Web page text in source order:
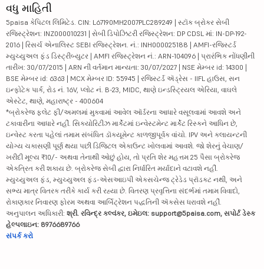
વધુ માહિતી
5paisa કેપિટલ લિમિટેડ. CIN: L67190MH2007PLC289249 | સ્ટૉક બ્રોકર સેબી
રજિસ્ટ્રેશન: INZ000010231 | સેબી ડિપોઝિટરી રજિસ્ટ્રેશન: DP CDSL માં: IN-DP-192-
2016 | રિસર્ચ એનાલિસ્ટ SEBI રજિસ્ટ્રેશન. નં.: INH000025188 | AMFI-રજિસ્ટર્ડ
મ્યુચ્યુઅલ ફંડ ડિસ્ટ્રીબ્યુટર | AMFI રજિસ્ટ્રેશન નં.: ARN-104096 | પ્રારંભિક નોંધણીની
તારીખ: 30/07/2015 | ARN ની વર્તમાન માન્યતા: 30/07/2027 | NSE મેમ્બર id: 14300 |
BSE મેમ્બર id: 6363 | MCX મેમ્બર ID: 55945 | રજિસ્ટર્ડ ઍડ્રેસ - IIFL હાઉસ, સન
ઇન્ફોટેક પાર્ક, રોડ નં. 16V, પ્લોટ નં. B-23, MIDC, થાણે ઇન્ડસ્ટ્રિયલ એરિયા, વાઘલે
એસ્ટેટ, થાણે, મહારાષ્ટ્ર - 400604
*બ્રોકરેજ ફ્લેટ ફી/અમલમાં મુકવામાં આવેલ ઑર્ડરના આધારે વસૂલવામાં આવશે અને
ટકાવારીના આધારે નહીં. સિક્યોરિટીઝ માર્કેટમાં ઇન્વેસ્ટમેન્ટ માર્કેટ રિસ્કને આધિન છે,
ઇન્વેસ્ટ કરતા પહેલાં તમામ સંબંધિત ડૉક્યૂમેન્ટ કાળજીપૂર્વક વાંચો. IPV અને ક્લાયન્ટની
યોગ્ય ચકાસણી પૂર્ણ થયા પછી ડિજિટલ એકાઉન્ટ ખોલવામાં આવશે. જો શેરનું વેચાણ/
ખરીદી મૂલ્ય ₹10/- અથવા તેનાથી ઓછું હોય, તો પ્રતિ શેર મહત્તમ 25 પૈસા બ્રોકરેજ
એકત્રિત કરી શકાય છે. બ્રોકરેજ સેબી દ્વારા નિર્ધારિત મર્યાદાને વટાવશે નહીં.
મ્યુચ્યુઅલ ફંડ, મ્યુચ્યુઅલ ફંડ-એસઆઇપી એક્સચેન્જ ટ્રેડેડ પ્રૉડક્ટ નથી, અને
સભ્ય માત્ર વિતરક તરીકે કાર્ય કરી રહ્યા છે. વિતરણ પ્રવૃત્તિના સંદર્ભમાં તમામ વિવાદો,
રોકાણકાર નિવારણ ફોરમ અથવા આર્બિટ્રેશન પદ્ધતિની ઍક્સેસ ધરાવશે નહીં.
અનુપાલન અધિકારી: શ્રી. રવિન્દ્ર કલ્વંકર, ઇમેઇલ: support@5paisa.com, સપોર્ટ ડેસ્ક
હેલ્પલાઇન: 8976689766
સંપર્ક કરો